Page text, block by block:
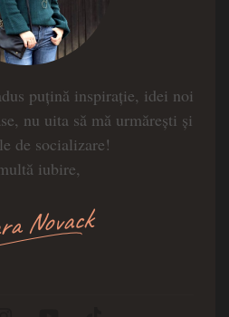
puțină inspirație, idei noi
nu uita să mă urmărești și
de socializare!
iubire,
Novack